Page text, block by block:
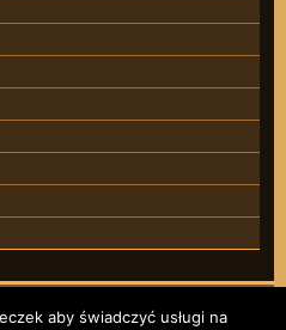
aby świadczyć usługi na